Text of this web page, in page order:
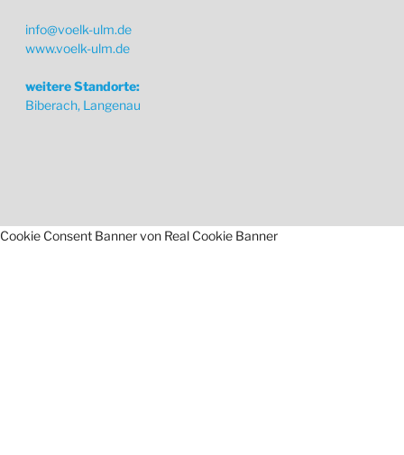
info@voelk-ulm.de
www.voelk-ulm.de
weitere Standorte:
Biberach, Langenau
Cookie Consent Banner von Real Cookie Banner